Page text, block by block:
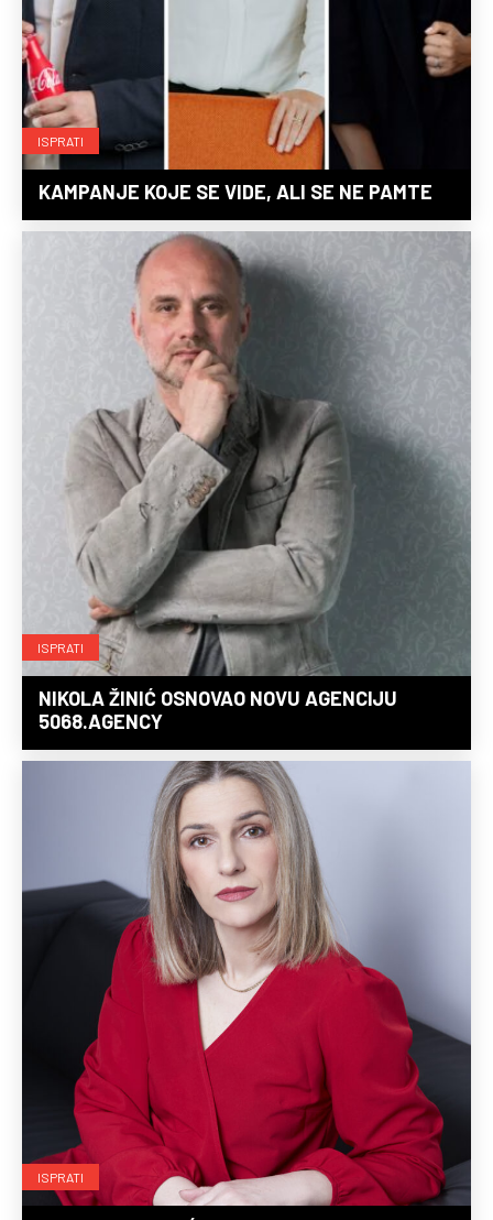
ISPRATI
KAMPANJE KOJE SE VIDE, ALI SE NE PAMTE
ISPRATI
NIKOLA ŽINIĆ OSNOVAO NOVU AGENCIJU
5068.AGENCY
ISPRATI